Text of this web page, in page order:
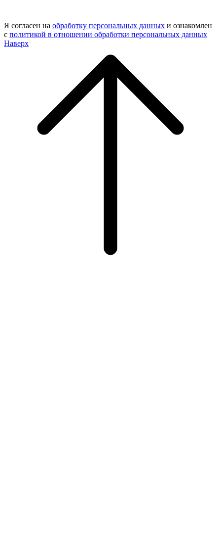
Я согласен на обработку персональных данных и ознакомлен
с политикой в отношении обработки персональных данных
Наверх